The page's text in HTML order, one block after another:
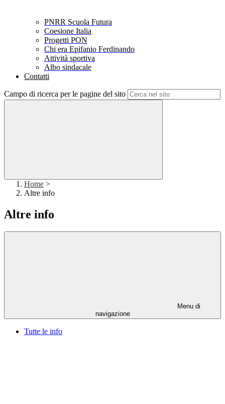
PNRR Scuola Futura
Coesione Italia
Progetti PON
Chi era Epifanio Ferdinando
Attività sportiva
Albo sindacale
Contatti
Campo di ricerca per le pagine del sito
Home >
Altre info
Altre info
Menu di
navigazione
Tutte le info